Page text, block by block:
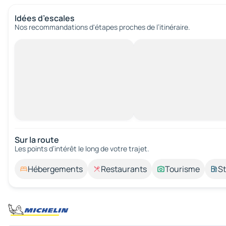
Idées d’escales
Nos recommandations d'étapes proches de l’itinéraire.
Sur la route
Les points d’intérêt le long de votre trajet.
Hébergements Restaurants Tourisme